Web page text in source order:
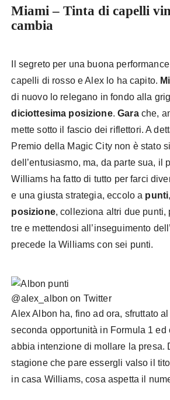
Miami – Tinta di capelli
cambia
Il segreto per una buona
capelli di rosso e Alex lo ha capito.
di nuovo lo relegano in fondo alla
diciottesima posizione.Garache,
mette sotto il fascio dei riflettori. A
Premio della Magic City non è stato
dell’entusiasmo, ma, da parte sua, il
Williams ha fatto di tutto per farci
e una giusta strategia, eccolo a punti
posizione, colleziona altri due punti,
tre e mettendosi all’inseguimento
precede la Williams con sei punti.
@alex_albon on Twitter
Alex Albon ha, fino ad ora, sfruttato
seconda opportunità in Formula 1 ed
abbia intenzione di mollare la presa.
stagione che pare essergli valso il
in casa Williams, cosa aspetta il